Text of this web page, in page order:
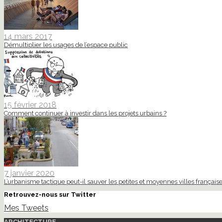
14 mars 2017
Démultiplier les usages de l’espace public
15 février 2018
Comment continuer à investir dans les projets urbains ?
7 janvier 2020
L’urbanisme tactique peut-il sauver les petites et moyennes villes
Retrouvez-nous sur Twitter
Mes Tweets